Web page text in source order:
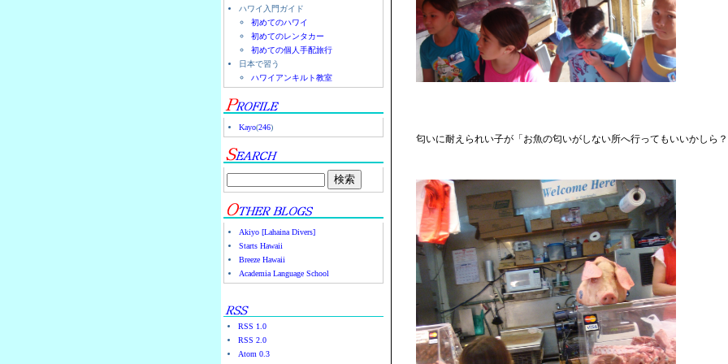
ハワイ入門ガイド
初めてのハワイ
初めてのレンタカー
初めての個人手配旅行
日本で習う
ハワイアンキルト教室
Kayo(246)
Akiyo [Lahaina Divers]
Starts Hawaii
Breeze Hawaii
Academia Language School
RSS 1.0
RSS 2.0
Atom 0.3
匂いに耐えられい子が「お魚の匂いがしない所へ行ってもいいかしら